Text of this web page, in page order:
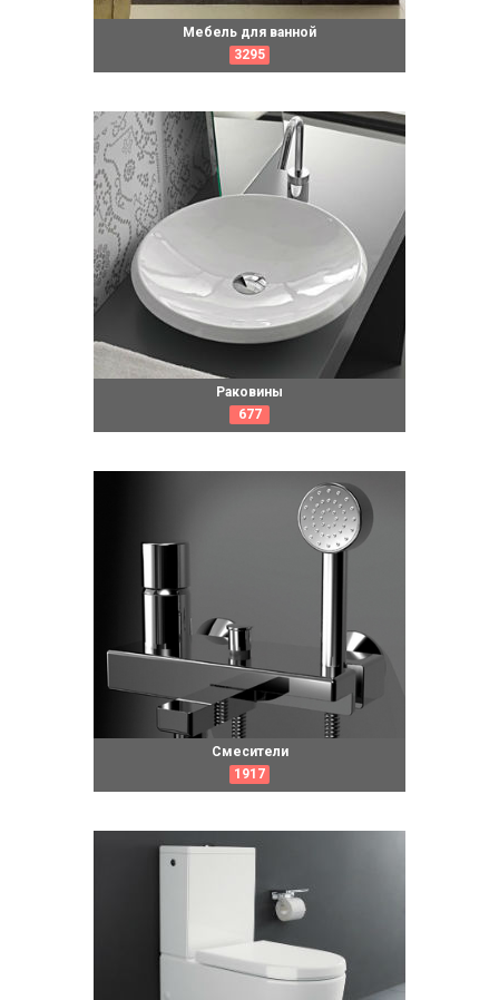
Мебель для ванной
3295
Раковины
677
Смесители
1917